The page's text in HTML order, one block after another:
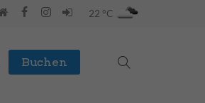
22 °C
Buchen